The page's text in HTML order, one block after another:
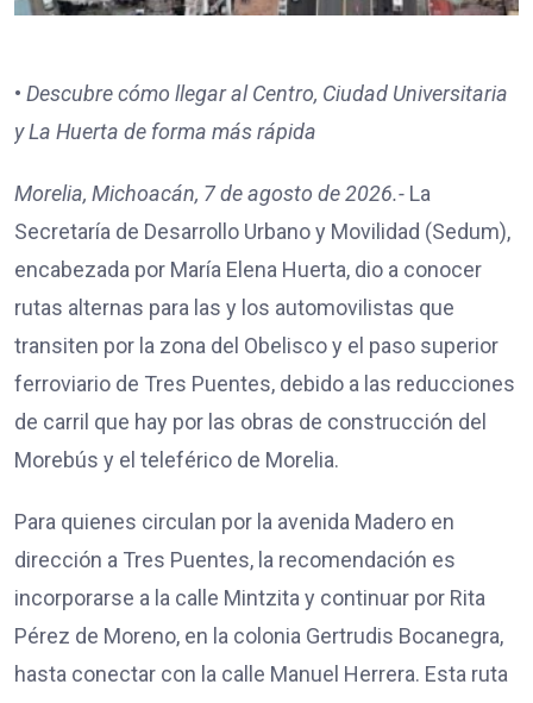
• Descubre cómo llegar al Centro, Ciudad Universitaria
y La Huerta de forma más rápida
Morelia, Michoacán, 7 de agosto de 2026.- La
Secretaría de Desarrollo Urbano y Movilidad (Sedum),
encabezada por María Elena Huerta, dio a conocer
rutas alternas para las y los automovilistas que
transiten por la zona del Obelisco y el paso superior
ferroviario de Tres Puentes, debido a las reducciones
de carril que hay por las obras de construcción del
Morebús y el teleférico de Morelia.
Para quienes circulan por la avenida Madero en
dirección a Tres Puentes, la recomendación es
incorporarse a la calle Mintzita y continuar por Rita
Pérez de Moreno, en la colonia Gertrudis Bocanegra,
hasta conectar con la calle Manuel Herrera. Esta ruta